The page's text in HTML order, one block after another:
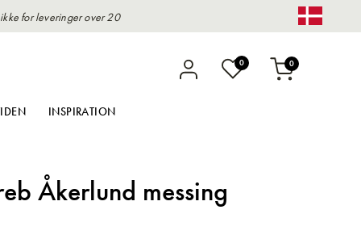
for leveringer over 20
0
Indkøbskurv
0varer
INSPIRATION
Åkerlund messing